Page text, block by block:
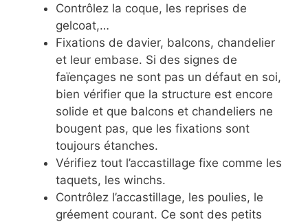
Contrôlez la coque, les reprises de
gelcoat,…
Fixations de davier, balcons, chandelier
et leur embase. Si des signes de
faïençages ne sont pas un défaut en soi,
bien vérifier que la structure est encore
solide et que balcons et chandeliers ne
bougent pas, que les fixations sont
toujours étanches.
Vérifiez tout l’accastillage fixe comme les
taquets, les winchs.
Contrôlez l’accastillage, les poulies, le
gréement courant. Ce sont des petits